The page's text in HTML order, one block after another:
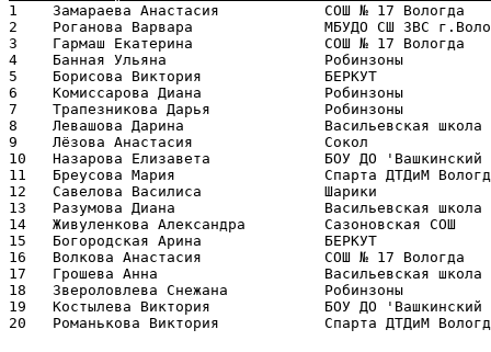
1    Замараева Анастасия            СОШ № 17
2    Роганова Варвара               МБУДО СШ ЗВС
3    Гармаш Екатерина               СОШ № 17
4    Банная Ульяна                  Робинзоны
5    Борисова Виктория              БЕРКУТ
6    Комиссарова Диана              Робинзоны
7    Трапезникова Дарья             Робинзоны
8    Левашова Дарина                Васильевская
9    Лёзова Анастасия               Сокол
10   Назарова Елизавета             БОУ ДО
11   Бреусова Мария                 Спарта ДТДиМ
12   Савелова Василиса              Шарики
13   Разумова Диана                 Васильевская
14   Живуленкова Александра
15   Богородская Арина
16   Волкова Анастасия              СОШ
17   Грошева Анна
18   Звероловлева Снежана
19   Костылева Виктория             БОУ